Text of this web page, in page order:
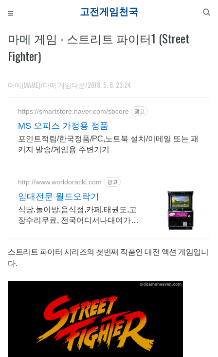
마메 게임 - 스트리트 파이터1 (Street
Fighter)
마메(MAME)/마메 게임다운/2018. 5. 8. 23:24
https://smartstore.naver.com/sbcore 광고
MS 오피스 가정용 정품
포인트적립/한국정품/PC,노트북 설치/이메일 또는 패
키지 발송/게임용 주변기기
http://www.worldoracki.com 광고
임대전문 월드오락기
식당,놀이방,음식점,카페,태권도,고
장수리무료, 전국어디서나대여가능,
스트리트 파이터 시리즈의 첫번째 작품인 대전 액션 게임입니
다.